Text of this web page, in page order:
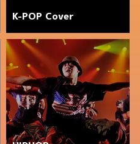
K-POP Cover